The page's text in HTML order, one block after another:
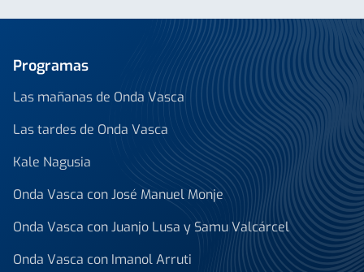
Programas
Las mañanas de Onda Vasca
Las tardes de Onda Vasca
Kale Nagusia
Onda Vasca con José Manuel Monje
Onda Vasca con Juanjo Lusa y Samu Valcárcel
Onda Vasca con Imanol Arruti